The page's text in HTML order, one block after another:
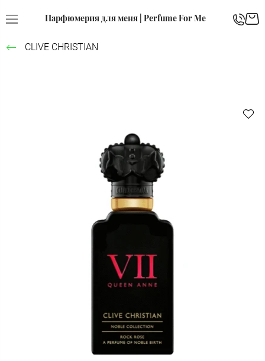
Парфюмерия для меня | Perfume For Me
CLIVE CHRISTIAN